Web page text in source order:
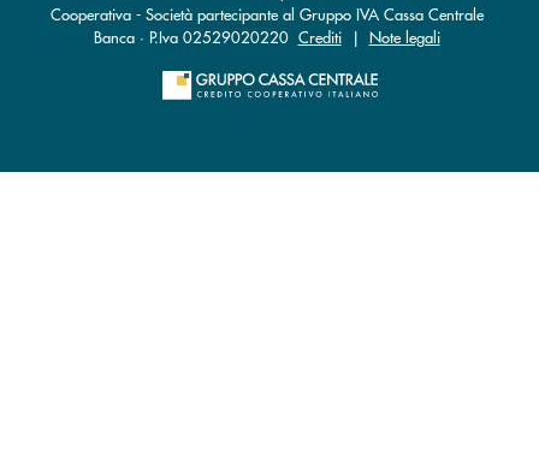
Cooperativa - Società partecipante al Gruppo IVA Cassa Centrale
Banca · P.Iva 02529020220 Crediti| Note legali